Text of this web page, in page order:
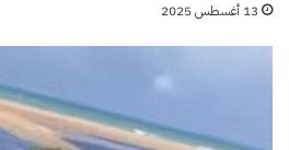
13 أغسطس 2025